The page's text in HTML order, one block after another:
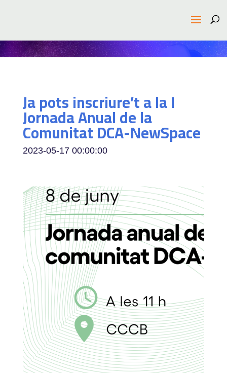
Ja pots inscriure’t a la I
Jornada Anual de la
Comunitat DCA-NewSpace
2023-05-17 00:00:00